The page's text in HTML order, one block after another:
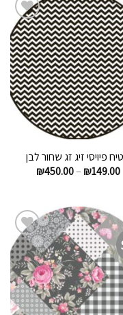
הוסף
לרשימת
המשאלות
פיויסי זיג זג שחור לבן
₪149.00
–
₪450.00
הוסף
לרשימת
המשאלות